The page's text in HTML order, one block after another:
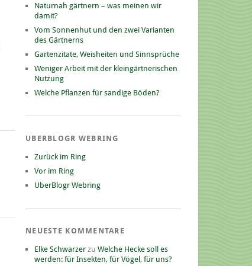
Naturnah gärtnern – was meinen wir
damit?
Vom Sonnenhut und den zwei Varianten
des Gärtnerns
Gartenzitate, Weisheiten und Sinnsprüche
Weniger Arbeit mit der kleingärtnerischen
Nutzung
Welche Pflanzen für sandige Böden?
UBERBLOGR WEBRING
Zurück im Ring
Vor im Ring
UberBlogr Webring
NEUESTE KOMMENTARE
Elke Schwarzer zu Welche Hecke soll es
werden: für Insekten, für Vögel, für uns?